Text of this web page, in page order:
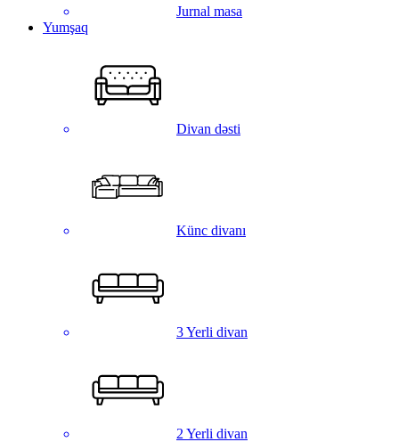
Jurnal masa
Yumşaq
Divan dəsti
Künc divanı
3 Yerli divan
2 Yerli divan